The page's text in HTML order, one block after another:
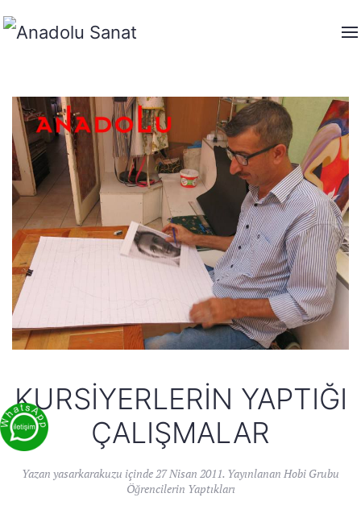
KURSIYERLERIN YAPTIĞI
ÇALIŞMALAR
Yazan yasarkarakuzu içinde 27 Nisan 2011. Yayınlanan Hobi Grubu
Öğrencilerin Yaptıkları